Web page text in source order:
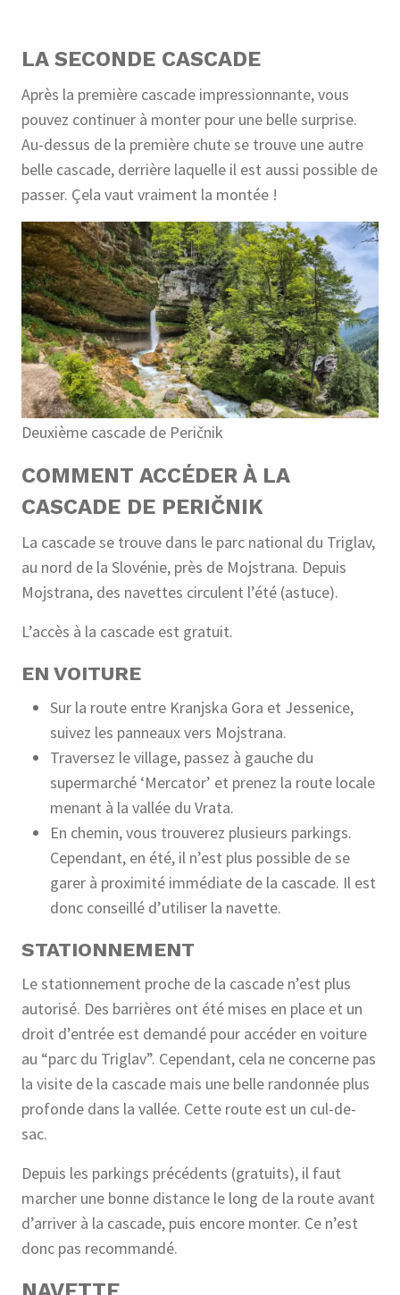
LA SECONDE CASCADE
Après la première cascade impressionnante, vous
pouvez continuer à monter pour une belle surprise.
Au-dessus de la première chute se trouve une autre
belle cascade, derrière laquelle il est aussi possible de
passer. Çela vaut vraiment la montée !
Deuxième cascade de Peričnik
COMMENT ACCÉDER À LA
CASCADE DE PERIČNIK
La cascade se trouve dans le parc national du Triglav,
au nord de la Slovénie, près de Mojstrana. Depuis
Mojstrana, des navettes circulent l’été (astuce).
L’accès à la cascade est gratuit.
EN VOITURE
Sur la route entre Kranjska Gora et Jessenice,
suivez les panneaux vers Mojstrana.
Traversez le village, passez à gauche du
supermarché ‘Mercator’ et prenez la route locale
menant à la vallée du Vrata.
En chemin, vous trouverez plusieurs parkings.
Cependant, en été, il n’est plus possible de se
garer à proximité immédiate de la cascade. Il est
donc conseillé d’utiliser la navette.
STATIONNEMENT
Le stationnement proche de la cascade n’est plus
autorisé. Des barrières ont été mises en place et un
droit d’entrée est demandé pour accéder en voiture
au “parc du Triglav”. Cependant, cela ne concerne pas
la visite de la cascade mais une belle randonnée plus
profonde dans la vallée. Cette route est un cul-de-
sac.
Depuis les parkings précédents (gratuits), il faut
marcher une bonne distance le long de la route avant
d’arriver à la cascade, puis encore monter. Ce n’est
donc pas recommandé.